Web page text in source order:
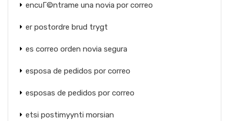
encuГ©ntrame una novia por correo
er postordre brud trygt
es correo orden novia segura
esposa de pedidos por correo
esposas de pedidos por correo
etsi postimyynti morsian